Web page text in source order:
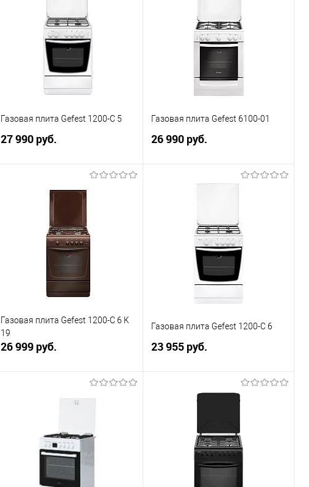
В избранное
В наличии
В избранное
Под заказ
Газовая плита Gefest 1200-С 5
27 990 руб.
В избранное
В наличии
Газовая плита Gefest 6100-01
26 990 руб.
В корзину
В избранное
Под заказ
Газовая плита Gefest 1200-С 6 K
19
26 999 руб.
В избранное
Газовая плита Gefest 1200-С 6
23 955 руб.
В корзину
В избранное
В наличии